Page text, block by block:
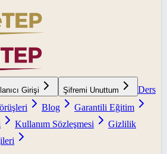
Girişi Şifremi Unuttum
Ders
Blog
Garantili Eğitim
Kullanım Sözleşmesi
Gizlilik